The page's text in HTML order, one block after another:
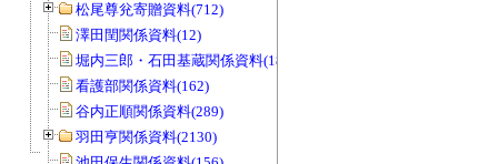
松尾尊兊寄贈資料(712)
澤田閏関係資料(12)
堀内三郎・石田基蔵関係資料(189)
看護部関係資料(162)
谷内正順関係資料(289)
羽田亨関係資料(2130)